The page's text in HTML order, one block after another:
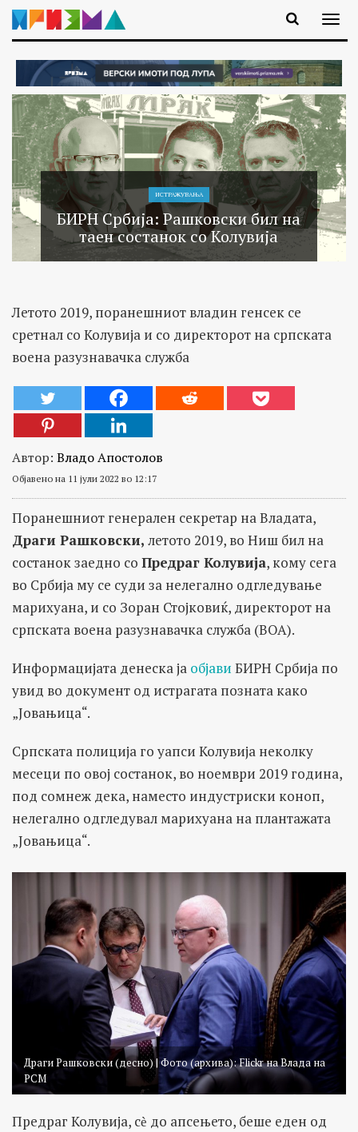
ИСТРАЖУВАЊA
БИРН Србија: Рашковски бил на
таен состанок со Колувија
Летото 2019, поранешниот владин генсек се
сретнал со Колувија и со директорот на српската
воена разузнавачка служба
Автор: Владо Апостолов
Објавено на 11 јули 2022 во 12:17
Поранешниот генерален секретар на Владата,
Драги Рашковски, летото 2019, во Ниш бил на
состанок заедно со Предраг Колувија, кому сега
во Србија му се суди за нелегално одгледување
марихуана, и со Зоран Стојковиќ, директорот на
српската воена разузнавачка служба (ВОА).
Информацијата денеска ја објави БИРН Србија по
увид во документ од истрагата позната како
„Јовањица“.
Српската полиција го уапси Колувија неколку
месеци по овој состанок, во ноември 2019 година,
под сомнеж дека, наместо индустриски коноп,
нелегално одгледувал марихуана на плантажата
„Јовањица“.
Драги Рашковски (десно) | Фото (архива): Flickr на Влада на
РСМ
Предраг Колувија, сѐ до апсењето, беше еден од